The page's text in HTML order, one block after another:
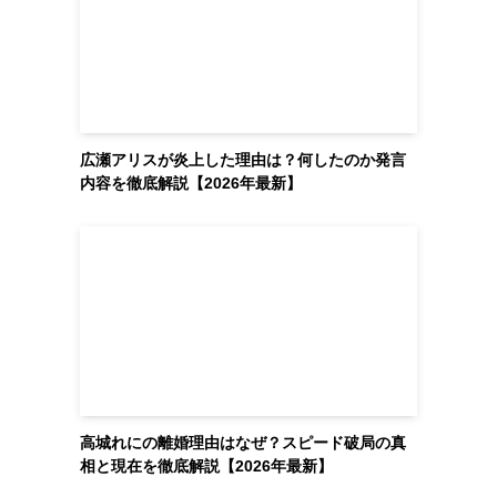
広瀬アリスが炎上した理由は？何したのか発言
内容を徹底解説【2026年最新】
高城れにの離婚理由はなぜ？スピード破局の真
相と現在を徹底解説【2026年最新】